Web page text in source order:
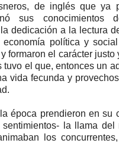
de inglés que ya
sus conocimientos
dedicación a la lectura
economía política y
formaron el carácter justo
tuvo el que, entonces un
vida fecunda y
época prendieron en su
la llama del
los